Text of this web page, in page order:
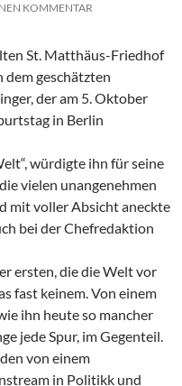
KOMMENTAR
St. Matthäus-Friedhof
dem geschätzten
der am 5. Oktober
in Berlin
würdigte ihn für seine
vielen unangenehmen
mit voller Absicht aneckte
bei der Chefredaktion
ersten, die die Welt vor
fast keinem. Von einem
ihn heute so mancher
jede Spur, im Gegenteil.
von einem
in Politikk und